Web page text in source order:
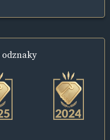
odznaky